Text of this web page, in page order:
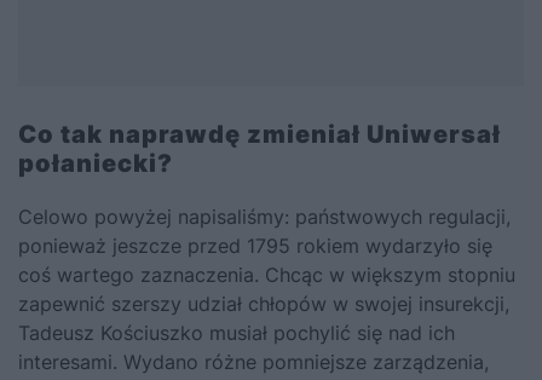
Co tak naprawdę zmieniał Uniwersał
połaniecki?
Celowo powyżej napisaliśmy: państwowych regulacji,
ponieważ jeszcze przed 1795 rokiem wydarzyło się
coś wartego zaznaczenia. Chcąc w większym stopniu
zapewnić szerszy udział chłopów w swojej insurekcji,
Tadeusz Kościuszko musiał pochylić się nad ich
interesami. Wydano różne pomniejsze zarządzenia,